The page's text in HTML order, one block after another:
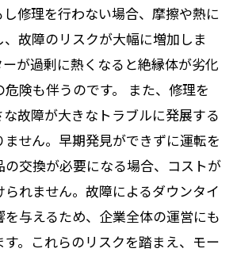
修理を行わない場合、摩擦や熱に
故障のリスクが大幅に増加しま
が過剰に熱くなると絶縁体が劣化
危険も伴うのです。 また、修理を
故障が大きなトラブルに発展する
ません。早期発見ができずに運転を
交換が必要になる場合、コストが
れません。故障によるダウンタイ
与えるため、企業全体の運営にも
。これらのリスクを踏まえ、モー